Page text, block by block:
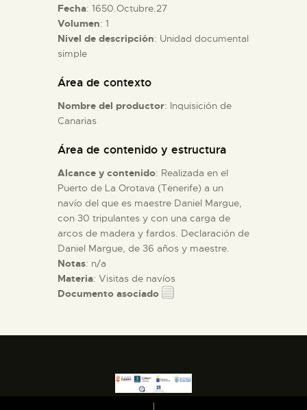
EL MUSEO
COLECCIONES
Fecha: 1650.Octubre.27
Volumen: 1
Nivel de descripción: Unidad documental
simple
Área de contexto
Nombre del productor: Inquisición de
Canarias
Área de contenido y estructura
Alcance y contenido: Realizada en el
Puerto de La Orotava (Tenerife) a un
navío del que es maestre Daniel Margue,
con 30 tripulantes y con una carga de
arcos de madera y fardos. Declaración de
Daniel Margue, de 36 años y maestre.
Notas: n/a
Materia: Visitas de navíos
Documento asociado